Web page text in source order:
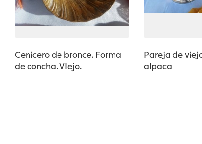
Cenicero de bronce. Forma
de concha. VIejo.
Pareja de
alpaca